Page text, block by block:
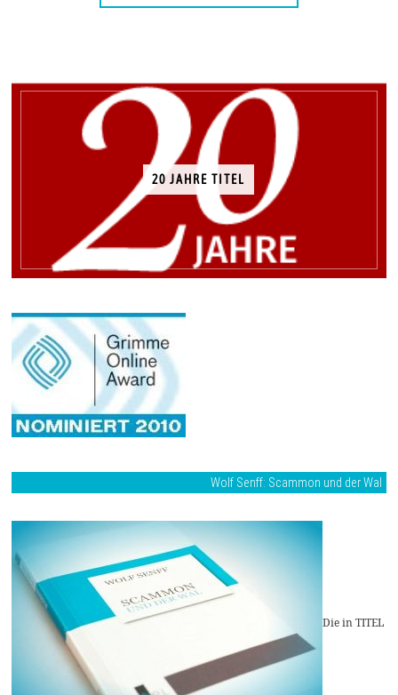
20 JAHRE TITEL
Wolf Senff: Scammon und der Wal
Die in TITEL